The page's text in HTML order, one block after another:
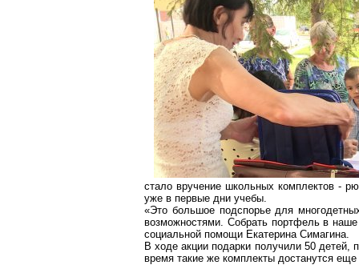
стало вручение школьных комплектов -
уже в первые дни учебы.
«Это большое подспорье для
возможностями. Собрать портфель в
социальной помощи Екатерина Симагина.
В ходе акции подарки получили 50
время такие же комплекты достанутся